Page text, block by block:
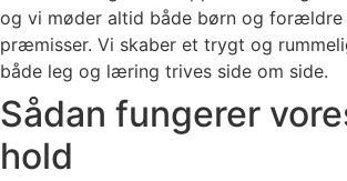
Sådan fungerer
hold